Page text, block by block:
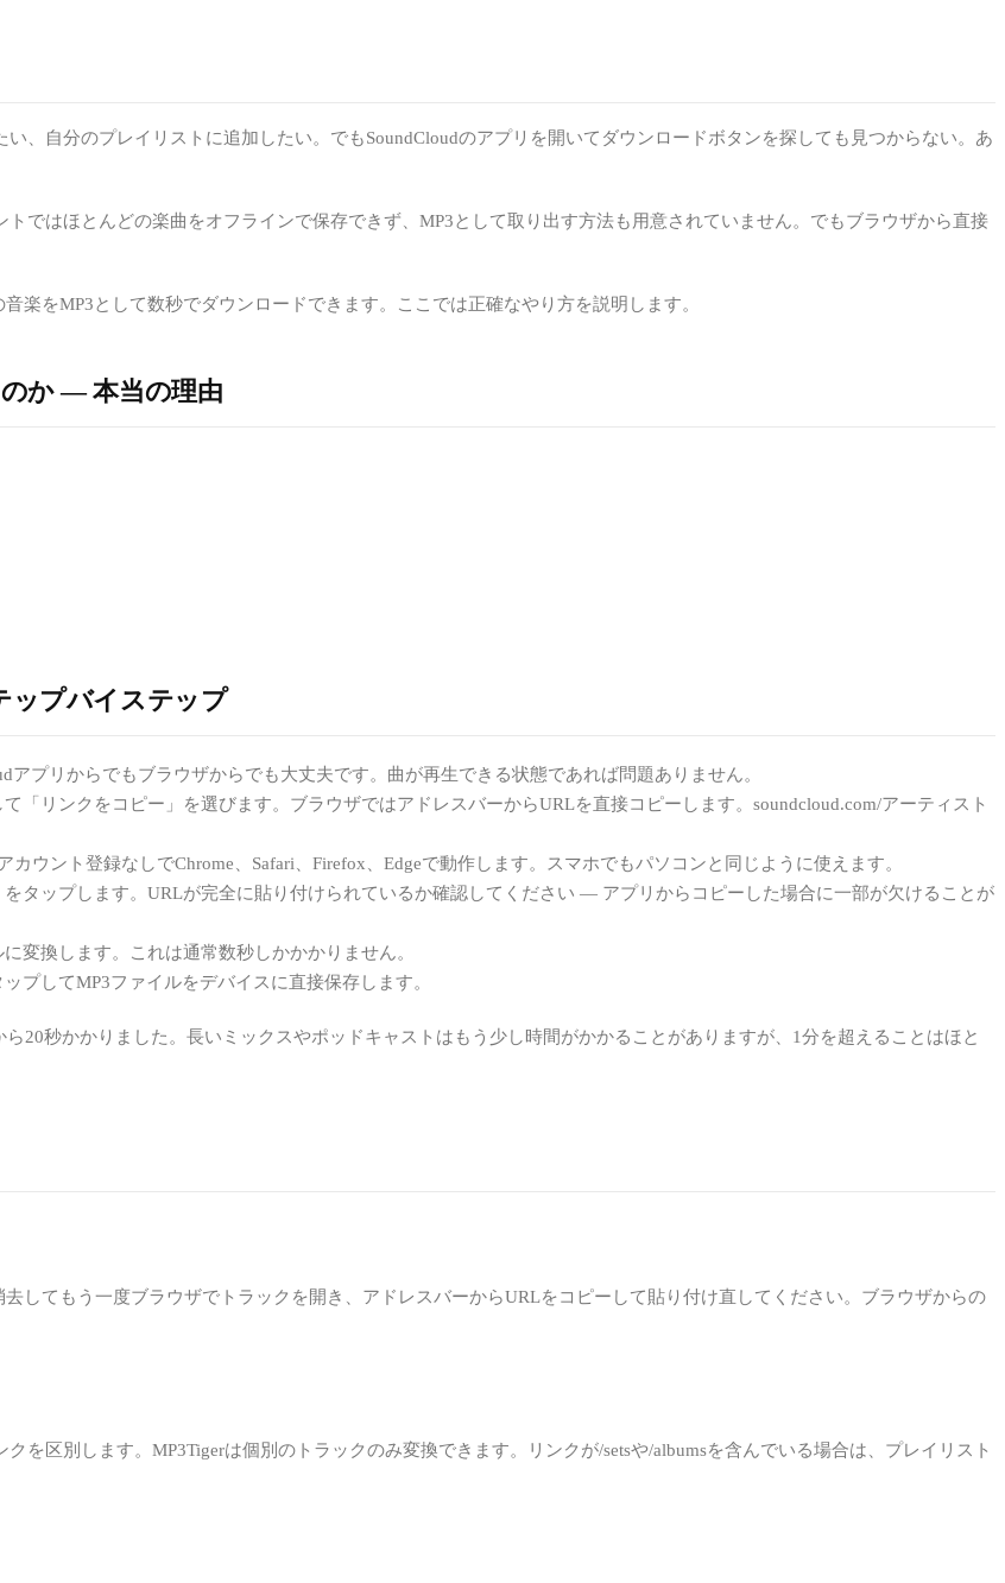
、自分のプレイリストに追加したい。でもSoundCloudのアプリを開いてダウンロードボタンを探しても見つからない。あ
ではほとんどの楽曲をオフラインで保存できず、MP3として取り出す方法も用意されていません。でもブラウザから直接
楽をMP3として数秒でダウンロードできます。ここでは正確なやり方を説明します。
か — 本当の理由
ップバイステップ
アプリからでもブラウザからでも大丈夫です。曲が再生できる状態であれば問題ありません。
「リンクをコピー」を選びます。ブラウザではアドレスバーからURLを直接コピーします。soundcloud.com/アーティスト
カウント登録なしでChrome、Safari、Firefox、Edgeで動作します。スマホでもパソコンと同じように使えます。
タップします。URLが完全に貼り付けられているか確認してください — アプリからコピーした場合に一部が欠けることが
変換します。これは通常数秒しかかかりません。
プしてMP3ファイルをデバイスに直接保存します。
20秒かかりました。長いミックスやポッドキャストはもう少し時間がかかることがありますが、1分を超えることはほと
してもう一度ブラウザでトラックを開き、アドレスバーからURLをコピーして貼り付け直してください。ブラウザからの
を区別します。MP3Tigerは個別のトラックのみ変換できます。リンクが/setsや/albumsを含んでいる場合は、プレイリスト